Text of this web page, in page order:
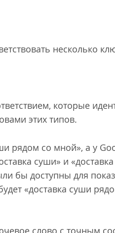
несколько
которые
этих типов.
рядом со мной», а у
суши» и
бы доступны для
«доставка суши